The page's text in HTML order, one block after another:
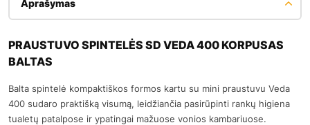
Aprašymas
PRAUSTUVO SPINTELĖS SD VEDA 400 KORPUSAS
BALTAS
Balta spintelė kompaktiškos formos kartu su mini praustuvu Veda
400 sudaro praktišką visumą, leidžiančia pasirūpinti rankų higiena
tualetų patalpose ir ypatingai mažuose vonios kambariuose.